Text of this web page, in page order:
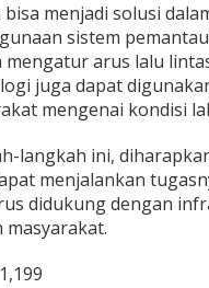
menjadi solusi
sistem
mengatur arus lalu
juga dapat
mengenai kondisi
langkah ini,
menjalankan
didukung dengan
1,199